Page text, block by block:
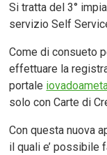
Si tratta del 3°
servizio Self
Come di consueto
effettuare la
portale
solo con Carte di
Con questa nuova
il quali e’ possibile